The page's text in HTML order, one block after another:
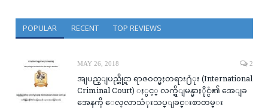
POPULAR RECENT TOP REVIEWS
MAY 26, 2018 2
အျပည္ျပည္ဆိုင္ရာ ရာဇဝတ္မႈတရား႐ံုး (International
Criminal Court) ႏွင့္ လက္ရွိျမန္မာႏိုင္ငံ၏ အေျခ
အေနကို ေလ့လာသံုးသပ္ျခင္းစာတမ္း